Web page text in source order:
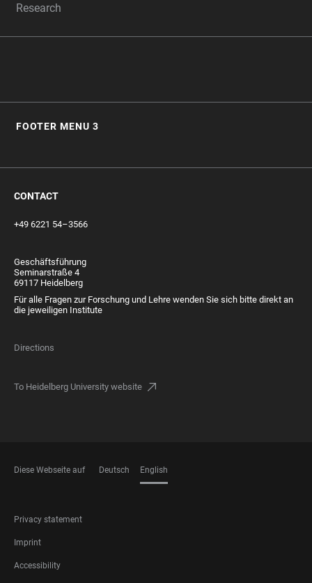
Research
FOOTER MENU 3
CONTACT
+49 6221 54–3566
Geschäftsführung
Seminarstraße 4
69117 Heidelberg
Für alle Fragen zur Forschung und Lehre wenden Sie sich bitte direkt an
die jeweiligen Institute
Directions
To Heidelberg University website
Diese Webseite auf Deutsch English
FOOTER
LEGAL
Privacy statement
Imprint
Accessibility